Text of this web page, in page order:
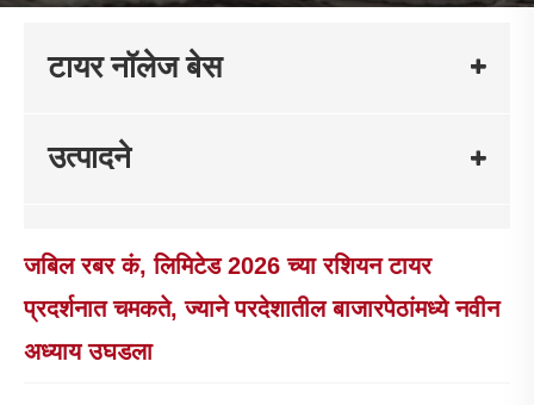
टायर नॉलेज बेस
उत्पादने
जबिल रबर कं, लिमिटेड 2026 च्या रशियन टायर
प्रदर्शनात चमकते, ज्याने परदेशातील बाजारपेठांमध्ये नवीन
अध्याय उघडला